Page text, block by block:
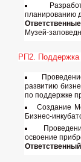
планированию
Музей-
РП2. Поддержка
развитию
по поддержке
Создание
Бизнес-
освоение